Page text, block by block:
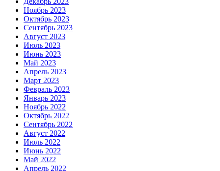
Ноябрь 2023
Октябрь 2023
Сентябрь 2023
Август 2023
Июль 2023
Июнь 2023
Май 2023
Апрель 2023
Март 2023
Февраль 2023
Январь 2023
Ноябрь 2022
Октябрь 2022
Сентябрь 2022
Август 2022
Июль 2022
Июнь 2022
Май 2022
Апрель 2022